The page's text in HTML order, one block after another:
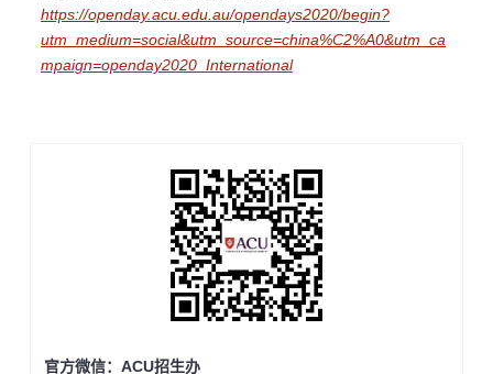
https://openday.acu.edu.au/opendays2020/begin?
utm_medium=social&utm_source=china%C2%A0&utm_ca
mpaign=openday2020_International
官方微信：ACU招生办